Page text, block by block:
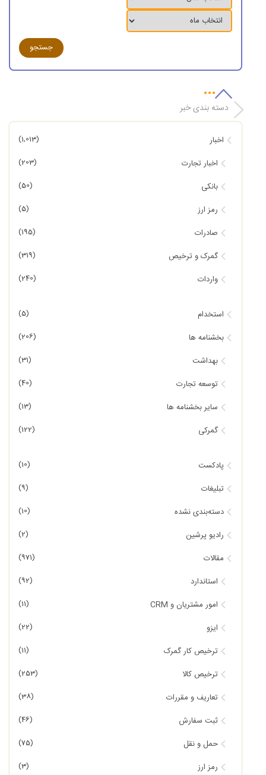
دسته بندی خبر
اخبار (1,013)
اخبار تجارت (203)
بانکی (50)
رمز ارز (5)
صادرات (195)
گمرک و ترخیص (319)
واردات (240)
استخدام (5)
بخشنامه ها (206)
بهداشت (31)
توسعه تجارت (40)
سایر بخشنامه ها (13)
گمرکی (122)
پادکست (10)
تبلیغات (9)
دسته‌بندی نشده (10)
رادیو پرشین (2)
مقالات (971)
استاندارد (92)
امور مشتریان و CRM (11)
ایزو (22)
ترخیص کار گمرک (11)
ترخیص کالا (253)
تعاریف و مقررات (38)
ثبت سفارش (46)
حمل و نقل (75)
رمز ارز (3)